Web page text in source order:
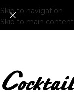
Skip to navigation
Skip to main content